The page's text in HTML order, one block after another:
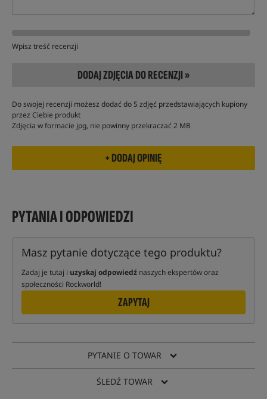
Wpisz treść recenzji
DODAJ ZDJĘCIA DO RECENZJI »
Do swojej recenzji możesz dodać do 5 zdjęć przedstawiających kupiony
przez Ciebie produkt
Zdjęcia w formacie jpg, nie powinny przekraczać 2 MB
PYTANIA I ODPOWIEDZI
Masz pytanie dotyczące tego produktu?
Zadaj je tutaj i uzyskaj odpowiedź naszych ekspertów oraz
społeczności Rockworld!
ZAPYTAJ
PYTANIE O TOWAR
ŚLEDŹ TOWAR